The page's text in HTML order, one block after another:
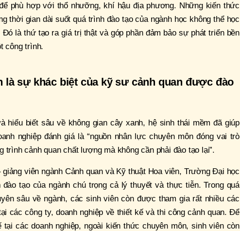
phù hợp với thổ nhưỡng, khí hậu địa phương. Những kiến thức
thời gian dài suốt quá trình đào tạo của ngành học không thể học
là thứ tạo ra giá trị thật và góp phần đảm bảo sự phát triển bền
công trình.
là sự khác biệt của kỹ sư cảnh quan được đào
hiểu biết sâu về không gian cây xanh, hệ sinh thái mềm đã giúp
nghiệp đánh giá là “nguồn nhân lực chuyên môn đóng vai trò
trình cảnh quan chất lượng mà không cần phải đào tạo lại”.
viên ngành Cảnh quan và Kỹ thuật Hoa viên, Trường Đại học
tạo của ngành chú trọng cả lý thuyết và thực tiễn. Trong quá
sâu về ngành, các sinh viên còn được tham gia rất nhiều các
các công ty, doanh nghiệp về thiết kế và thi công cảnh quan. Để
các doanh nghiệp, ngoài kiến thức chuyên môn, sinh viên còn